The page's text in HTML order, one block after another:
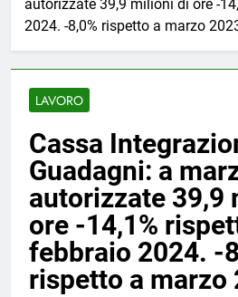
autorizzate 39,9 milioni di ore -
2024. -8,0% rispetto a marzo
LAVORO
Cassa
Guadagni: a
autorizzate 39,9
ore -14,1%
febbraio 2024. -
rispetto a marzo